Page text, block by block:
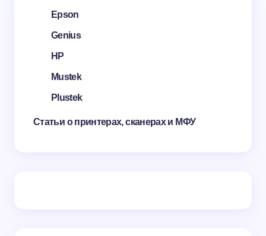
Epson
Genius
HP
Mustek
Plustek
Статьи о принтерах, сканерах и МФУ